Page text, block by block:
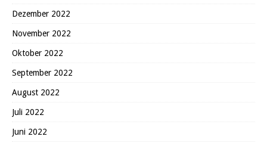
Dezember 2022
November 2022
Oktober 2022
September 2022
August 2022
Juli 2022
Juni 2022